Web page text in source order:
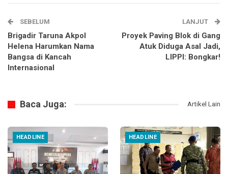
SEBELUM
Brigadir Taruna Akpol
Helena Harumkan Nama
Bangsa di Kancah
Internasional
LANJUT
Proyek Paving Blok di Gang
Atuk Diduga Asal Jadi,
LIPPI: Bongkar!
Baca Juga: Artikel Lain
HEADLINE HEADLINE